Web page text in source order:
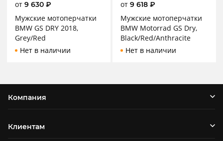
от 9 630 ₽
Мужские мотоперчатки
BMW GS DRY 2018,
Grey/Red
Нет в наличии
от 9 618 ₽
Мужские мотоперчатки
BMW Motorrad GS Dry,
Black/Red/Anthracite
Нет в наличии
Компания
Клиентам